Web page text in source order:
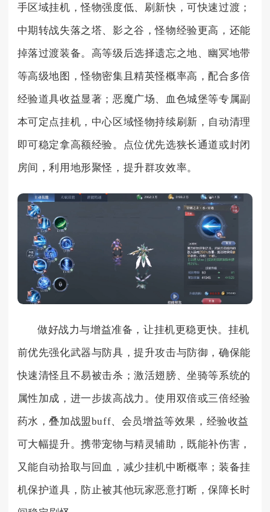
手区域挂机，怪物强度低、刷新快，可快速过渡；
中期转战失落之塔、影之谷，怪物经验更高，还能
掉落过渡装备。高等级后选择遗忘之地、幽冥地带
等高级地图，怪物密集且精英怪概率高，配合多倍
经验道具收益显著；恶魔广场、血色城堡等专属副
本可定点挂机，中心区域怪物持续刷新，自动清理
即可稳定拿高额经验。点位优先选狭长通道或封闭
房间，利用地形聚怪，提升群攻效率。
做好战力与增益准备，让挂机更稳更快。挂机
前优先强化武器与防具，提升攻击与防御，确保能
快速清怪且不易被击杀；激活翅膀、坐骑等系统的
属性加成，进一步拔高战力。使用双倍或三倍经验
药水，叠加战盟buff、会员增益等效果，经验收益
可大幅提升。携带宠物与精灵辅助，既能补伤害，
又能自动拾取与回血，减少挂机中断概率；装备挂
机保护道具，防止被其他玩家恶意打断，保障长时